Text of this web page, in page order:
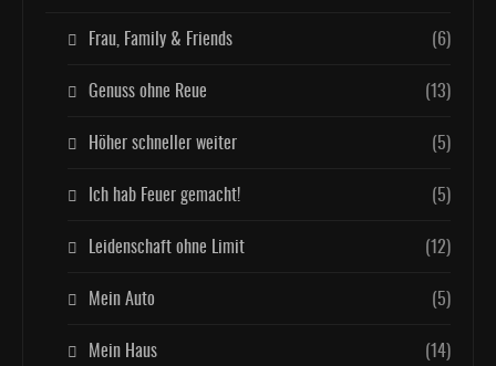
Frau, Family & Friends
(6)
Genuss ohne Reue
(13)
Höher schneller weiter
(5)
Ich hab Feuer gemacht!
(5)
Leidenschaft ohne Limit
(12)
Mein Auto
(5)
Mein Haus
(14)